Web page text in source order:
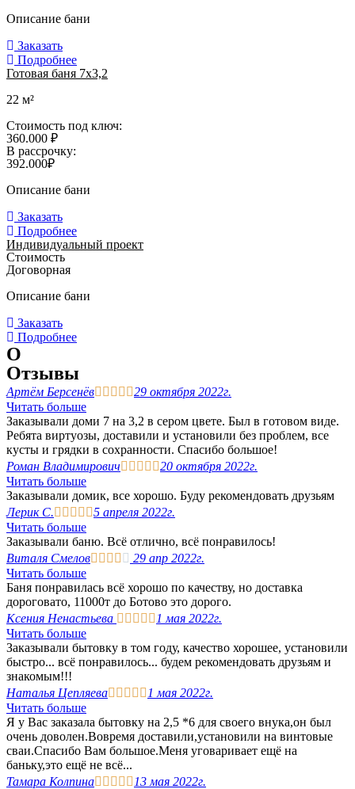
Описание бани
Заказать
Подробнее
Готовая баня 7х3,2
22 м²
Стоимость под ключ:
360.000 ₽
В рассрочку:
392.000₽
Описание бани
Заказать
Подробнее
Индивидуальный проект
Стоимость
Договорная
Описание бани
Заказать
Подробнее
О
Отзывы
Артём Берсенёв    29 октября 2022г.
Читать больше
Заказывали доми 7 на 3,2 в сером цвете. Был в готовом виде.
Ребята виртуозы, доставили и установили без проблем, все
кусты и грядки в сохранности. Спасибо большое!
Роман Владимирович    20 октября 2022г.
Читать больше
Заказывали домик, все хорошо. Буду рекомендовать друзьям
Лерик С.    5 апреля 2022г.
Читать больше
Заказывали баню. Всё отлично, всё понравилось!
Виталя Смелов     29 апр 2022г.
Читать больше
Баня понравилась всё хорошо по качеству, но доставка
дороговато, 11000т до Ботово это дорого.
Ксения Ненастьева      1 мая 2022г.
Читать больше
Заказывали бытовку в том году, качество хорошее, установили
быстро... всё понравилось... будем рекомендовать друзьям и
знакомым!!!
Наталья Цепляева     1 мая 2022г.
Читать больше
Я у Вас заказала бытовку на 2,5 *6 для своего внука,он был
очень доволен.Вовремя доставили,установили на винтовые
сваи.Спасибо Вам большое.Меня уговаривает ещё на
баньку,это ещё не всё...
Тамара Колпина     13 мая 2022г.